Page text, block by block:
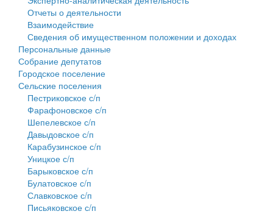
Сельские поселения
Отчеты о деятельности
Взаимодействие
Сведения об имущественном положении и доходах
Персональные данные
Собрание депутатов
Городское поселение
Сельские поселения
Пестриковское с/п
Фарафоновское с/п
Шепелевское с/п
Давыдовское с/п
Карабузинское с/п
Уницкое с/п
Барыковское с/п
Булатовское с/п
Славковское с/п
Письяковское с/п